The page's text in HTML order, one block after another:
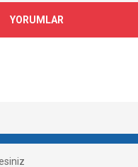
YORUMLAR